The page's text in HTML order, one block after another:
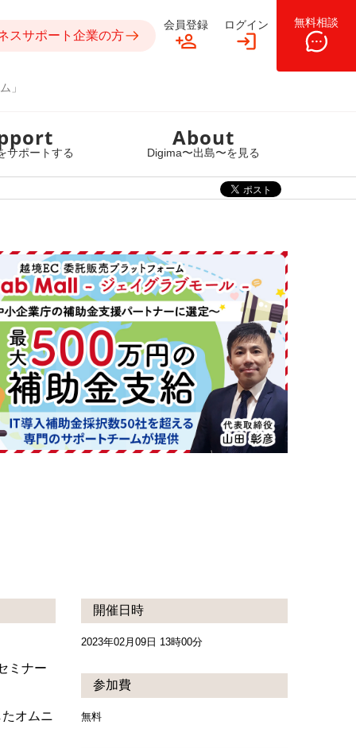
」
スサポート企業の方
会員登録 ログイン 無料相談
サポートする
About
Digima〜出島〜を見る
ミナー
オムニ
開催日時
2023年02月09日 13時00分
参加費
無料